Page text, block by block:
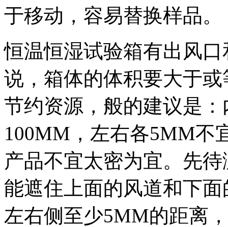
于移动，容易替换样品。
恒温恒湿试验箱有出风
说，箱体的体积要大于
节约资源，般的建议是
100MM，左右各5MM不
产品不宜太密为宜。先
能遮住上面的风道和下
左右侧至少5MM的距离